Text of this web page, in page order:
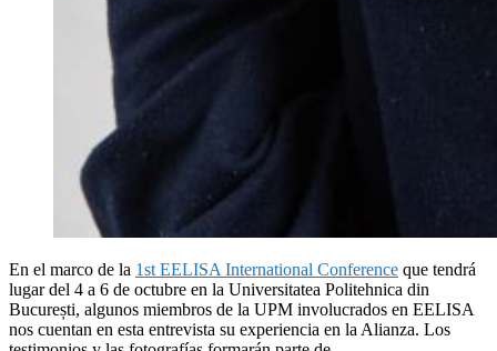
En el marco de la 1st EELISA International Conference que tendrá
lugar del 4 a 6 de octubre en la Universitatea Politehnica din
București, algunos miembros de la UPM involucrados en EELISA
nos cuentan en esta entrevista su experiencia en la Alianza. Los